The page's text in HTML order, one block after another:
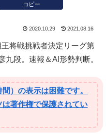
コピー
2020.10.29 2021.08.16
将戦挑戦者決定リーグ第
九段。速報＆AI形勢判断。
）の表示は困難です。
著作権で保護されてい